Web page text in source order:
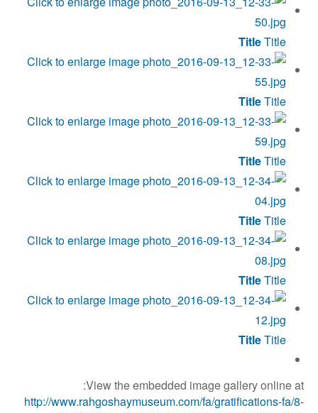
TitleTitle
TitleTitle
TitleTitle
TitleTitle
TitleTitle
TitleTitle
View the embedded image gallery online at:
http://www.rahgoshaymuseum.com/fa/gratifications-fa/8-